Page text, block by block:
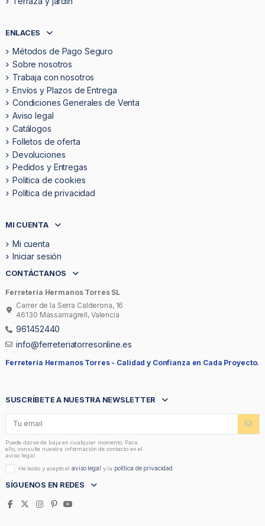
ENLACES
Métodos de Pago Seguro
Sobre nosotros
Trabaja con nosotros
Envíos y Plazos de Entrega
Condiciones Generales de Venta
Aviso legal
Catálogos
Folletos de oferta
Devoluciones
Pedidos y Entregas
Politica de cookies
Política de privacidad
MI CUENTA
Mi cuenta
Iniciar sesión
CONTÁCTANOS
Ferretería Hermanos Torres SL
Carrer de la Serra Calderona, 16
46130 Massamagrell, Valencia
961452440
info@ferreteriatorresonline.es
Ferretería Hermanos Torres - Calidad y Confianza en Cada Proyecto.
SUSCRÍBETE A NUESTRA NEWSLETTER
Puede darse de baja en cualquier momento. Para
ello, consulte nuestra información de contacto en el
aviso legal.
He leído y acepto elaviso legal y la política de privacidad
SÍGUENOS EN REDES